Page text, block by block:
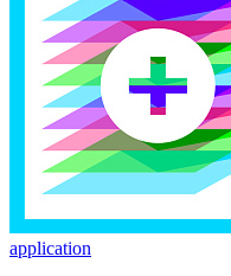
application